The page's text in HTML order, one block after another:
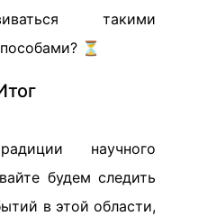
такими
⏳
научного
будем следить
в этой области,